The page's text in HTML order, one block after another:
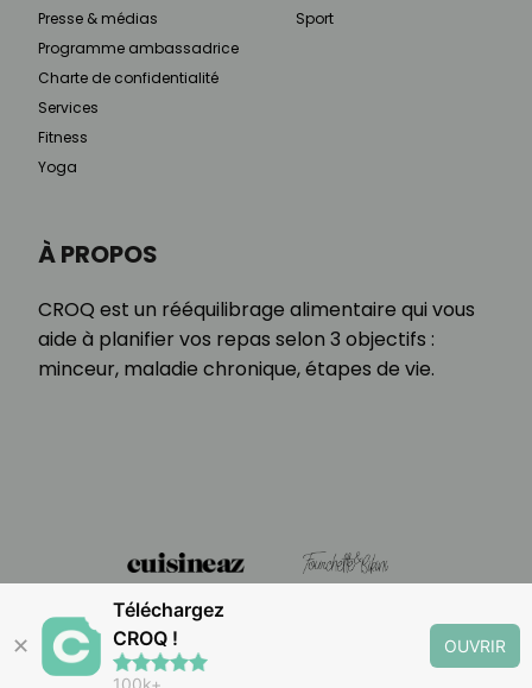
À PROPOS
CROQ est un rééquilibrage alimentaire qui vous
aide à planifier vos repas selon 3 objectifs :
minceur, maladie chronique, étapes de vie.
Presse & médias
Programme ambassadrice
Charte de confidentialité
Services
Fitness
Yoga
Sport
✕
Téléchargez
CROQ !
100k+
OUVRIR